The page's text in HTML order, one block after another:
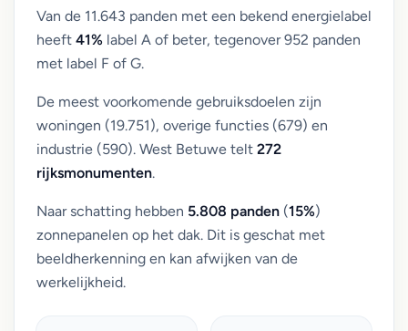
Van de 11.643 panden met een bekend energielabel
heeft 41% label A of beter, tegenover 952 panden
met label F of G.
De meest voorkomende gebruiksdoelen zijn
woningen (19.751), overige functies (679) en
industrie (590). West Betuwe telt 272
rijksmonumenten.
Naar schatting hebben 5.808 panden (15%)
zonnepanelen op het dak. Dit is geschat met
beeldherkenning en kan afwijken van de
werkelijkheid.